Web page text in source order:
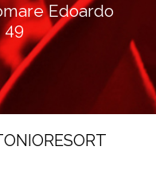
Edoardo
49